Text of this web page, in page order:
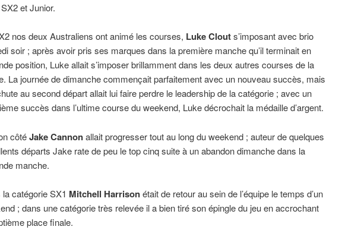
et Junior.
nos deux Australiens ont animé les courses, Luke Clouts’imposant avec brio
soir ; après avoir pris ses marques dans la première manche qu’il terminait en
position, Luke allait s’imposer brillamment dans les deux autres courses de la
La journée de dimanche commençait parfaitement avec un nouveau succès, mais
au second départ allait lui faire perdre le leadership de la catégorie ; avec un
succès dans l’ultime course du weekend, Luke décrochait la médaille d’argent.
côtéJake Cannonallait progresser tout au long du weekend ; auteur de quelques
départs Jake rate de peu le top cinq suite à un abandon dimanche dans la
manche.
la catégorie SX1 Mitchell Harrisonétait de retour au sein de l’équipe le temps d’un
; dans une catégorie très relevée il a bien tiré son épingle du jeu en accrochant
place finale.